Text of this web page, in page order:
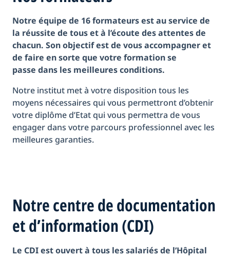
Notre équipe de 16 formateurs est au service de
la réussite de tous et à l’écoute des attentes de
chacun. Son objectif est de vous accompagner et
de faire en sorte que votre formation se
passe dans les meilleures conditions.
Notre institut met à votre disposition tous les
moyens nécessaires qui vous permettront d’obtenir
votre diplôme d’Etat qui vous permettra de vous
engager dans votre parcours professionnel avec les
meilleures garanties.
Notre centre de documentation
et d’information (CDI)
Le CDI est ouvert à tous les salariés de l’Hôpital